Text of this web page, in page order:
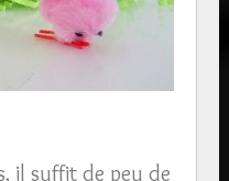
il suffit de peu de